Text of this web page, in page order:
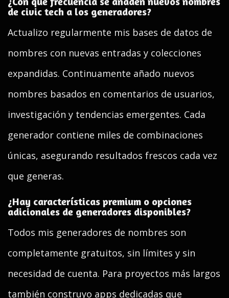
de civic tech a los generadores?
Actualizo regularmente mis bases de datos de
nombres con nuevas entradas y colecciones
expandidas. Continuamente añado nuevos
nombres basados en comentarios de usuarios,
investigación y tendencias emergentes. Cada
generador contiene miles de combinaciones
únicas, asegurando resultados frescos cada vez
que generas.
¿Hay características premium o opciones
adicionales de generadores disponibles?
Todos mis generadores de nombres son
completamente gratuitos, sin límites y sin
necesidad de cuenta. Para proyectos más largos
también construyo apps dedicadas que